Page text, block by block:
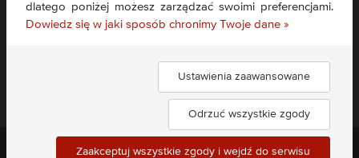
50-377 Wrocław
Deklaracja dostępności
dlatego poniżej możesz zarządzać swoimi preferencjami.
Dowiedz się w jaki sposób chronimy Twoje dane »
Ustawienia zaawansowane
Odrzuć wszystkie zgody
Zaakceptuj wszystkie zgody i wejdź do serwisu